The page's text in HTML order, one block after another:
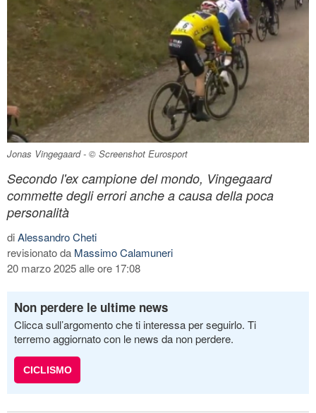
Jonas Vingegaard - © Screenshot Eurosport
Secondo l'ex campione del mondo, Vingegaard
commette degli errori anche a causa della poca
personalità
diAlessandro Cheti
revisionato da Massimo Calamuneri
20 marzo 2025 alle ore 17:08
Non perdere le ultime news
Clicca sull’argomento che ti interessa per seguirlo. Ti
terremo aggiornato con le news da non perdere.
CICLISMO